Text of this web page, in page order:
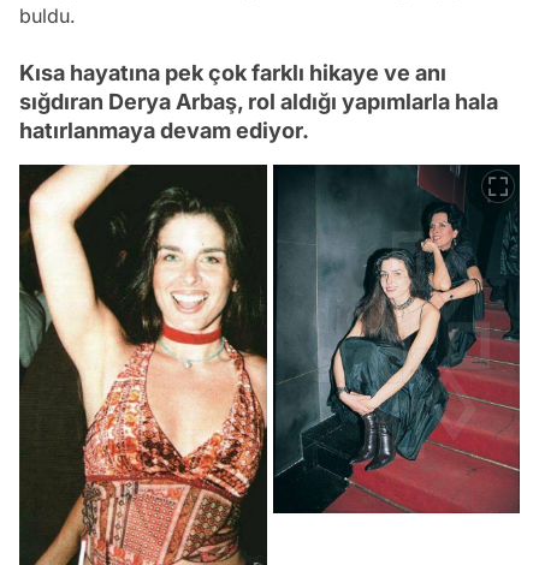
buldu.
Kısa hayatına pek çok farklı hikaye ve anı
sığdıran Derya Arbaş, rol aldığı yapımlarla hala
hatırlanmaya devam ediyor.